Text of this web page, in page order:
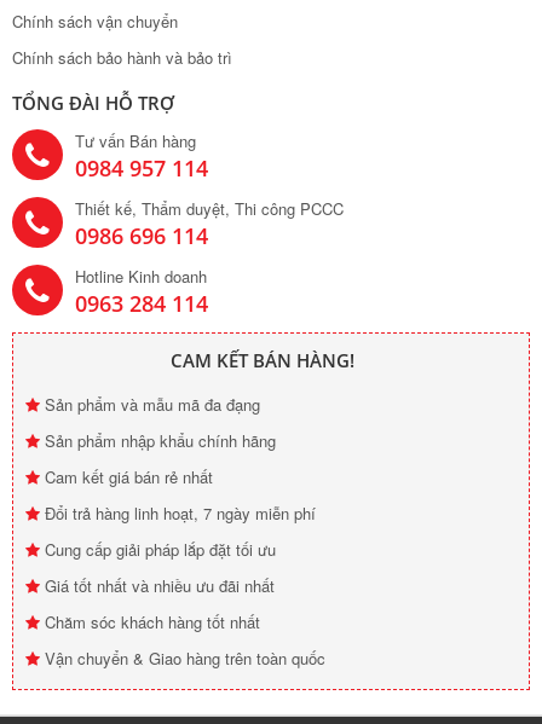
Chính sách vận chuyển
Chính sách bảo hành và bảo trì
TỔNG ĐÀI HỖ TRỢ
Tư vấn Bán hàng
0984 957 114
Thiết kế, Thẩm duyệt, Thi công PCCC
0986 696 114
Hotline Kinh doanh
0963 284 114
CAM KẾT BÁN HÀNG!
Sản phẩm và mẫu mã đa đạng
Sản phẩm nhập khẩu chính hãng
Cam kết giá bán rẻ nhất
Đổi trả hàng linh hoạt, 7 ngày miễn phí
Cung cấp giải pháp lắp đặt tối ưu
Giá tốt nhất và nhiều ưu đãi nhất
Chăm sóc khách hàng tốt nhất
Vận chuyển & Giao hàng trên toàn quốc